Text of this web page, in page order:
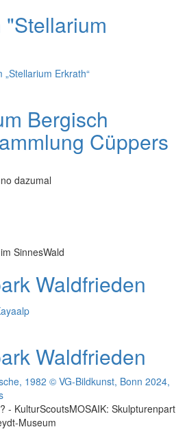
Bergisch
Cüppers
dazumal
SinnesWald
Waldfrieden
Waldfrieden
- KulturScoutsMOSAIK: Skulpturenpart
Museum